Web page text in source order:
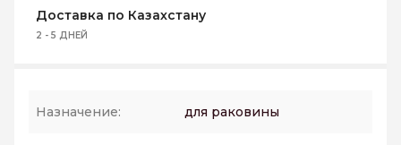
Доставка по Казахстану
2 - 5 ДНЕЙ
Назначение: для раковины